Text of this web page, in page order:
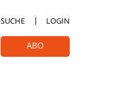
SUCHE LOGIN
ABO